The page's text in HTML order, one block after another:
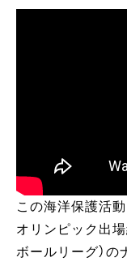
この海洋保護活
オリンピック出
ボールリーグ）の